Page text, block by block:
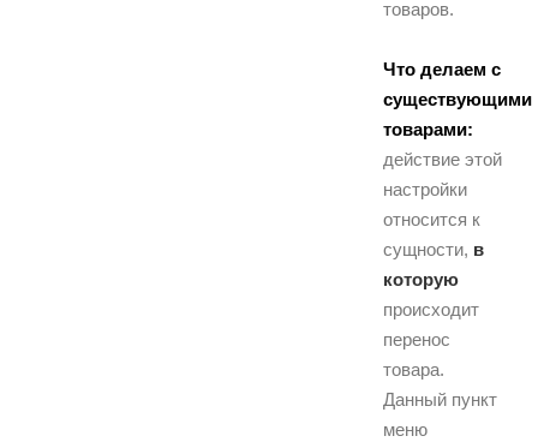
товаров.
Что делаем с
существующими
товарами:
действие этой
настройки
относится к
сущности, в
которую
происходит
перенос
товара.
Данный пункт
меню